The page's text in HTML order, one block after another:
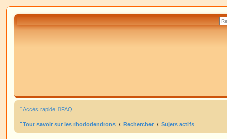
Accès rapide FAQ
Tout savoir sur les rhododendrons Rechercher Sujets actifs